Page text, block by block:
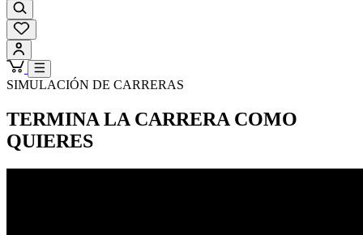
SIMULACIÓN DE CARRERAS
TERMINA LA CARRERA COMO
QUIERES